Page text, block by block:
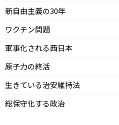
新自由主義の30年
ワクチン問題
軍事化される西日本
原子力の終活
生きている治安維持法
総保守化する政治